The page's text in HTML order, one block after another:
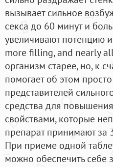
вызывает сильное
секса до 60 минут и
увеличивают потенцию
more filling, and nearly
организм старее, но, к
помогает об этом
представителей
средства для
свойствами, которые
препарат принимают за
При приеме одной
можно обеспечить